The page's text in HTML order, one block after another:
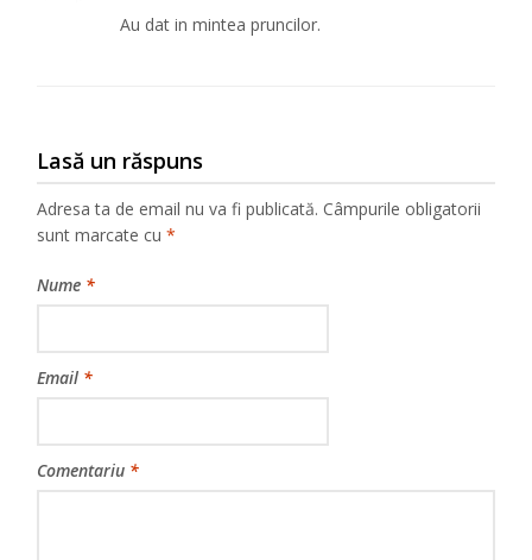
Au dat in mintea pruncilor.
Lasă un răspuns
Adresa ta de email nu va fi publicată. Câmpurile obligatorii
sunt marcate cu*
Nume *
Email *
Comentariu *